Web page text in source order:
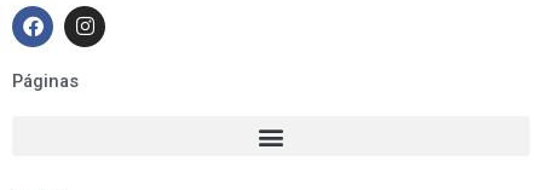
F
a
c
e
b
I
n
s
Páginas